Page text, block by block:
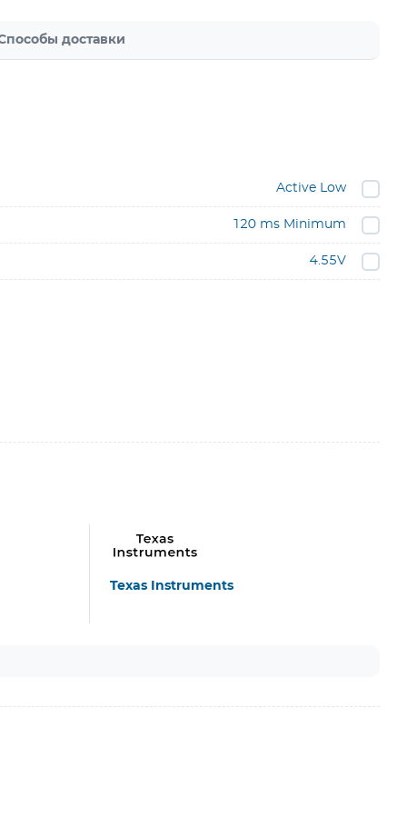
доставки
Active Low
120 ms Minimum
4.55V
Texas Instruments